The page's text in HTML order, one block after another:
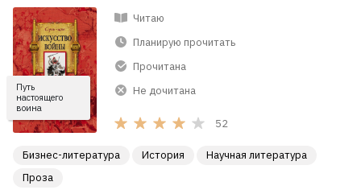
Путь
настоящего
воина
Читаю
Планирую прочитать
Прочитана
Не дочитана
52
Бизнес-литература История
Научная литература
Проза